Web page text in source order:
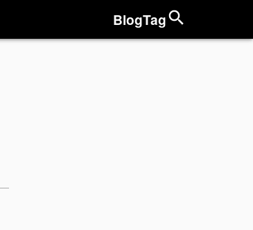
BlogTag